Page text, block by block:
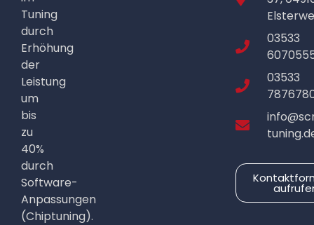
Tuning
durch
Erhöhung
der
Leistung
um
bis
zu
40%
durch
Software-
Anpassungen
(Chiptuning).
03533
03533